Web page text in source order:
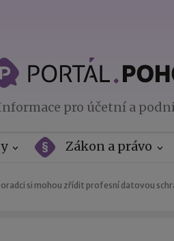
pro účetní a
Zákon a právo
si mohou zřídit profesní datovou